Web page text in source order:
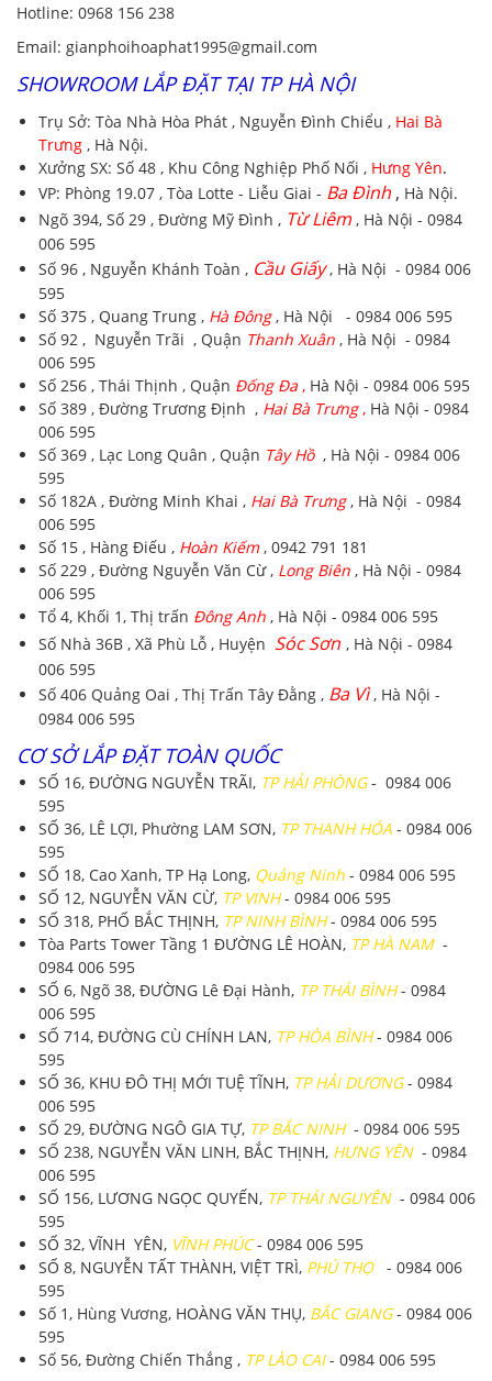
Hotline: 0968 156 238
Email: gianphoihoaphat1995@gmail.com
SHOWROOM LẮP ĐẶT TẠI TP HÀ NỘI
Trụ Sở: Tòa Nhà Hòa Phát , Nguyễn Đình Chiểu , Hai Bà
Trưng , Hà Nội.
Xưởng SX: Số 48 , Khu Công Nghiệp Phố Nối , Hưng Yên.
VP: Phòng 19.07 , Tòa Lotte - Liễu Giai - Ba Đình , Hà Nội.
Ngõ 394, Số 29 , Đường Mỹ Đình , Từ Liêm , Hà Nội - 0984
006 595
Số 96 , Nguyễn Khánh Toàn , Cầu Giấy , Hà Nội - 0984 006
595
Số 375 , Quang Trung , Hà Đông, Hà Nội - 0984 006 595
Số 92 , Nguyễn Trãi , Quận Thanh Xuân , Hà Nội - 0984
006 595
Số 256 , Thái Thịnh , Quận Đống Đa , Hà Nội - 0984 006 595
Số 389 , Đường Trương Định , Hai Bà Trưng, Hà Nội - 0984
006 595
Số 369 , Lạc Long Quân , Quận Tây Hồ , Hà Nội - 0984 006
595
Số 182A , Đường Minh Khai , Hai Bà Trưng, Hà Nội - 0984
006 595
Số 15 , Hàng Điếu , Hoàn Kiếm , 0942 791 181
Số 229 , Đường Nguyễn Văn Cừ , Long Biên , Hà Nội - 0984
006 595
Tổ 4, Khối 1, Thị trấn Đông Anh , Hà Nội - 0984 006 595
Số Nhà 36B , Xã Phù Lỗ , Huyện Sóc Sơn , Hà Nội - 0984
006 595
Số 406 Quảng Oai , Thị Trấn Tây Đằng , Ba Vì , Hà Nội -
0984 006 595
CƠ SỞ LẮP ĐẶT TOÀN QUỐC
SỐ 16, ĐƯỜNG NGUYỄN TRÃI, TP HẢI PHÒNG- 0984 006
595
SỐ 36, LÊ LỢI, Phường LAM SƠN, TP THANH HÓA - 0984 006
595
SỐ 18, Cao Xanh, TP Hạ Long, Quảng Ninh - 0984 006 595
SỐ 12, NGUYỄN VĂN CỪ, TP VINH- 0984 006 595
SỐ 318, PHỐ BẮC THỊNH, TP NINH BÌNH- 0984 006 595
Tòa Parts Tower Tầng 1 ĐƯỜNG LÊ HOÀN, TP HÀ NAM -
0984 006 595
SỐ 6, Ngõ 38, ĐƯỜNG Lê Đại Hành, TP THÁI BÌNH- 0984
006 595
SỐ 714, ĐƯỜNG CÙ CHÍNH LAN, TP HÒA BÌNH- 0984 006
595
SỐ 36, KHU ĐÔ THỊ MỚI TUỆ TĨNH, TP HẢI DƯƠNG- 0984
006 595
SỐ 29, ĐƯỜNG NGÔ GIA TỰ, TP BẮC NINH- 0984 006 595
SỐ 238, NGUYỄN VĂN LINH, BẮC THỊNH, HƯNG YÊN- 0984
006 595
SỐ 156, LƯƠNG NGỌC QUYẾN, TP THÁI NGUYÊN- 0984 006
595
SỐ 32, VĨNH YÊN, VĨNH PHÚC- 0984 006 595
SỐ 8, NGUYỄN TẤT THÀNH, VIỆT TRÌ, PHÚ THỌ- 0984 006
595
Số 1, Hùng Vương, HOÀNG VĂN THỤ, BẮC GIANG- 0984 006
595
Số 56, Đường Chiến Thắng , TP LÀO CAI- 0984 006 595